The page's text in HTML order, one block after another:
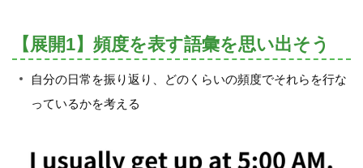
【展開1】頻度を表す語彙を思い出そう
自分の日常を振り返り、どのくらいの頻度でそれらを行な
っているかを考える